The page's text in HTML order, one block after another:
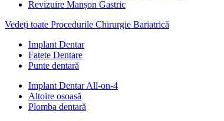
Revizuire Manșon Gastric
Vedeți toate Procedurile Chirurgie Bariatrică
Implant Dentar
Fațete Dentare
Punte dentară
Implant Dentar All-on-4
Altoire osoasă
Plomba dentară